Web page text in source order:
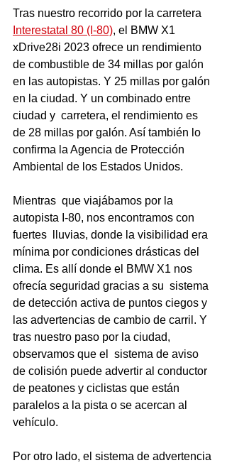
Tras nuestro recorrido por la carretera
Interestatal 80 (I-80), el BMW X1
xDrive28i 2023 ofrece un rendimiento
de combustible de 34 millas por galón
en las autopistas. Y 25 millas por galón
en la ciudad. Y un combinado entre
ciudad y  carretera, el rendimiento es
de 28 millas por galón. Así también lo
confirma la Agencia de Protección
Ambiental de los Estados Unidos.
Mientras  que viajábamos por la
autopista I-80, nos encontramos con
fuertes  lluvias, donde la visibilidad era
mínima por condiciones drásticas del
clima. Es allí donde el BMW X1 nos
ofrecía seguridad gracias a su  sistema
de detección activa de puntos ciegos y
las advertencias de cambio de carril. Y
tras nuestro paso por la ciudad,
observamos que el  sistema de aviso
de colisión puede advertir al conductor
de peatones y ciclistas que están
paralelos a la pista o se acercan al
vehículo.
Por otro lado, el sistema de advertencia